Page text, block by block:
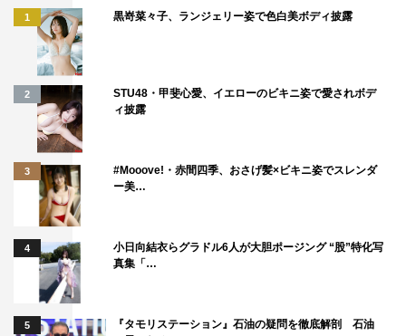
トム・ブラウン
1 黒嵜菜々子、ランジェリー姿で色白美ボディ披露
2
STU48・甲斐心愛、イエローのビキニ姿で愛されボデ
ィ披露
3
#Mooove!・赤間四季、おさげ髪×ビキニ姿でスレンダ
ー美…
4
小日向結衣らグラドル6人が大胆ポージング “股”特化写
真集「…
5
『タモリステーション』石油の疑問を徹底解剖 石油